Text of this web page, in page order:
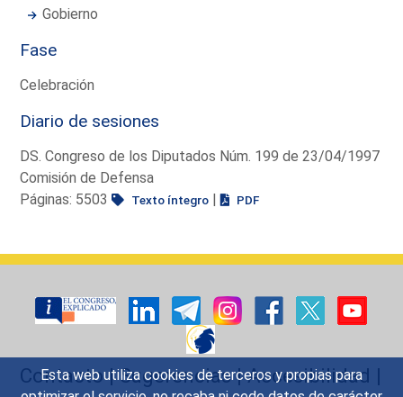
Esta web utiliza cookies de terceros y propias para
Gobierno
Fase
Celebración
Diario de sesiones
DS. Congreso de los Diputados Núm. 199 de 23/04/1997
Comisión de Defensa
Páginas: 5503
Texto íntegro | PDF
Contacto|Sugerencias|Accesibilidad |